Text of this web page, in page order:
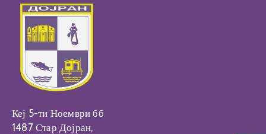
Кеј 5-ти Ноември бб
1487 Стар Дојран,